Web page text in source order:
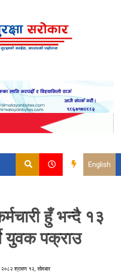
English
हुँ भन्दै १३
युवक पक्राउ
२०८२ श्रावण १२, सोमबार